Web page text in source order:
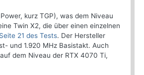
kurz TGP), was dem Niveau
Twin X2, die über einen einzelnen
Seite 21 des Tests. Der Hersteller
und 1.920 MHz Basistakt. Auch
dem Niveau der RTX 4070 Ti,